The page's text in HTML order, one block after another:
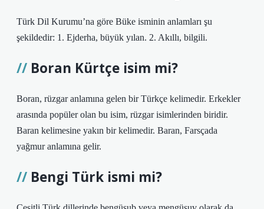
Türk Dil Kurumu’na göre Büke isminin anlamları şu
şekildedir: 1. Ejderha, büyük yılan. 2. Akıllı, bilgili.
Boran Kürtçe isim mi?
Boran, rüzgar anlamına gelen bir Türkçe kelimedir. Erkekler
arasında popüler olan bu isim, rüzgar isimlerinden biridir.
Baran kelimesine yakın bir kelimedir. Baran, Farsçada
yağmur anlamına gelir.
Bengi Türk ismi mi?